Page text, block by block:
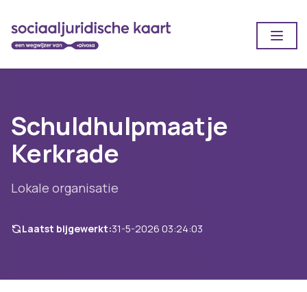
Schuldhulpmaatje
Kerkrade
Lokale organisatie
Laatst bijgewerkt:31-5-2026 03:24:03